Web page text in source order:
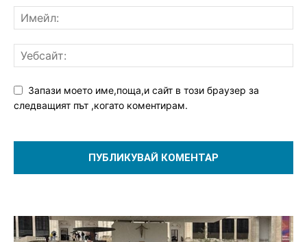
Запази моето име,поща,и сайт в този браузер за
следващият път ,когато коментирам.